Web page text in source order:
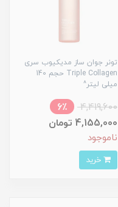
تونر جوان ساز مدیکیوب سری
Triple Collagen حجم 140
میلی لیتر^
4,419,600
6٪
4,155,000 تومان
ناموجود